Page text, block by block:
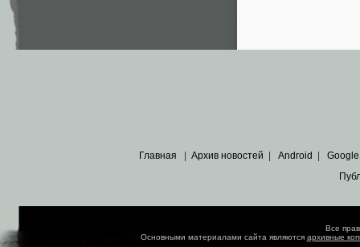
Главная Архив новостей Android Google
Все
Основными материалами сайта являются архивные